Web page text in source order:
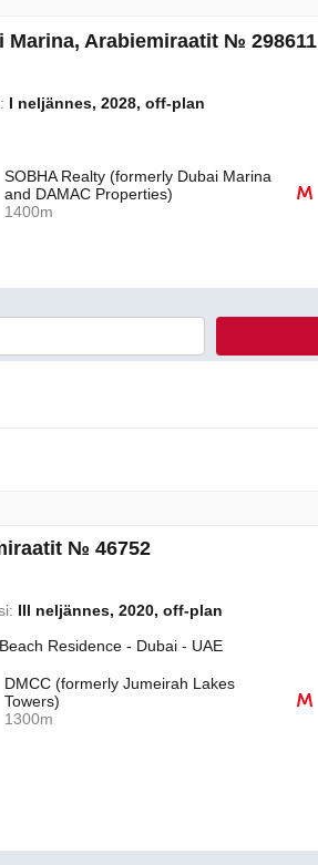
Marina, Arabiemiraatit № 298611
I neljännes, 2028, off-plan
SOBHA Realty (formerly Dubai Marina
and DAMAC Properties)
1400m
№ 46752
III neljännes, 2020, off-plan
Residence - Dubai - UAE
DMCC (formerly Jumeirah Lakes
Towers)
1300m